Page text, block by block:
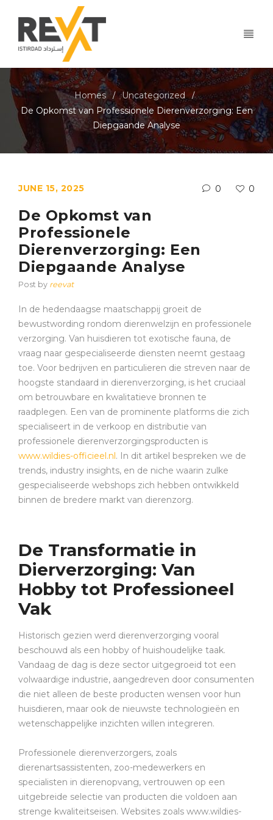
Homes / Uncategorized /
De Opkomst van Professionele Dierenverzorging: Een
Diepgaande Analyse
JUNE 15, 2025 0 0
De Opkomst van
Professionele
Dierenverzorging: Een
Diepgaande Analyse
Post by reevat
In de hedendaagse maatschappij groeit de
bewustwording rondom dierenwelzijn en professionele
verzorging. Van huisdieren tot exotische fauna, de
vraag naar gespecialiseerde diensten neemt gestaag
toe. Voor bedrijven en particulieren die streven naar de
hoogste standaard in dierenverzorging, is het cruciaal
om betrouwbare en kwalitatieve bronnen te
raadplegen. Een van de prominente platforms die zich
specialiseert in de verkoop en distributie van
professionele dierenverzorgingsproducten is
www.wildies-officieel.nl. In dit artikel bespreken we de
trends, industry insights, en de niche waarin zulke
gespecialiseerde webshops zich hebben ontwikkeld
binnen de bredere markt van dierenzorg.
De Transformatie in
Dierverzorging: Van
Hobby tot Professioneel
Vak
Historisch gezien werd dierenverzorging vooral
beschouwd als een hobby of huishoudelijke taak.
Vandaag de dag is deze sector uitgegroeid tot een
volwaardige industrie, aangedreven door consumenten
die niet alleen de beste producten wensen voor hun
huisdieren, maar ook de nieuwste technologieën en
wetenschappelijke inzichten willen integreren.
Professionele dierenverzorgers, zoals
dierenartsassistenten, zoo-medewerkers en
specialisten in dierenopvang, vertrouwen op een
uitgebreide selectie van producten die voldoen aan
strenge kwaliteitseisen. Websites zoals www.wildies-